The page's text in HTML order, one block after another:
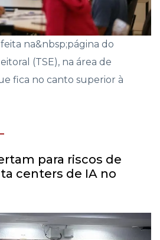
na&nbsp;página do
(TSE), na área de
fica no canto superior à
para riscos de
centers de IA no